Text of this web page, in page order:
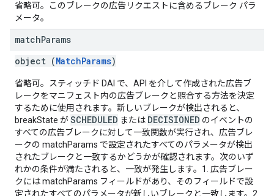
省略可。このブレークの広告リクエストに含めるブレーク パラ
メータ。
matchParams
object (MatchParams)
省略可。スティッチド DAI で、API を介して作成された広告ブ
レークをマニフェスト内の広告ブレークと照合する方法を決定
するために使用されます。新しいブレークが検出されると、
breakState がSCHEDULED または DECISIONED のイベントの
すべての広告ブレークに対して一致関数が実行され、広告ブレ
ークの matchParams で設定されたすべてのパラメータが検出
されたブレークと一致するかどうかが確認されます。次のいず
れかの条件が満たされると、一致が発生します。1. 広告ブレー
クには matchParams フィールドがあり、そのフィールドで設
定されたすべてのパラメータが新しいブレークと一致します。2.